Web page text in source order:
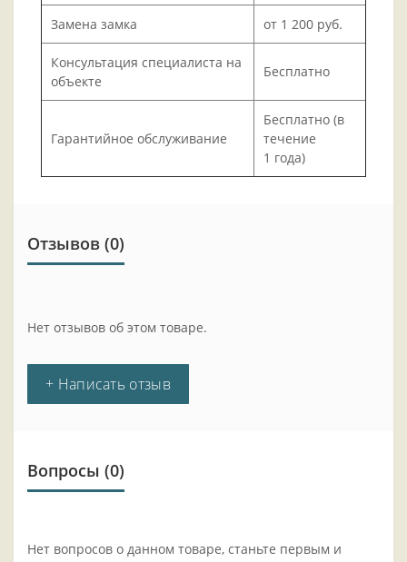
Замена замка от 1 200 руб.
Консультация специалиста на
объекте
Бесплатно
Гарантийное обслуживание
Бесплатно (в
течение
1 года)
Отзывов (0)
Нет отзывов об этом товаре.
+ Написать отзыв
Вопросы (0)
Нет вопросов о данном товаре, станьте первым и